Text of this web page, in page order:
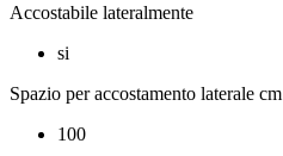
Accostabile lateralmente
si
Spazio per accostamento laterale cm
100